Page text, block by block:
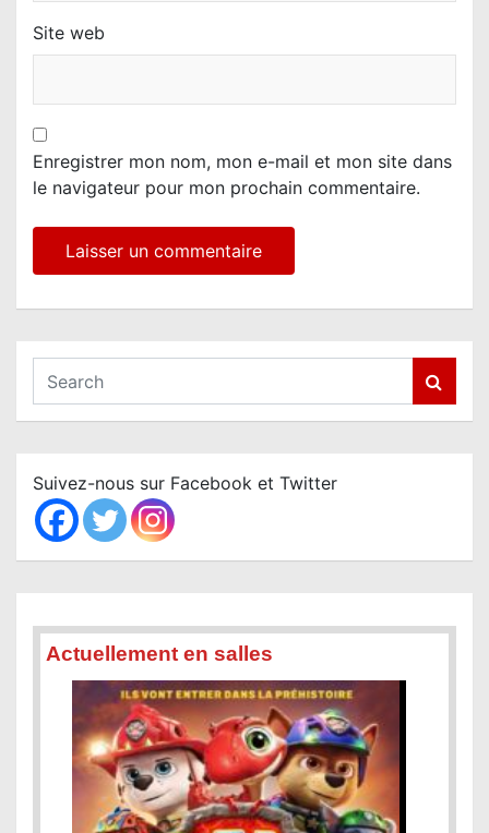
Site web
Enregistrer mon nom, mon e-mail et mon site dans
le navigateur pour mon prochain commentaire.
a
c
h
Suivez-nous sur Facebook et Twitter
Actuellement en salles